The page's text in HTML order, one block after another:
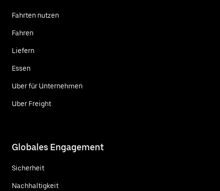
Fahrten nutzen
Fahren
Liefern
Essen
Uber für Unternehmen
Uber Freight
Globales Engagement
Sicherheit
Nachhaltigkeit